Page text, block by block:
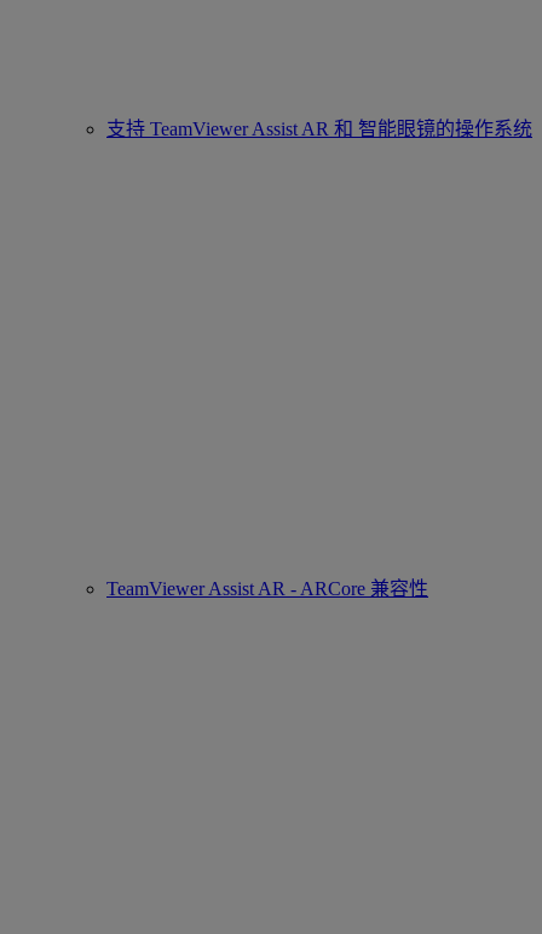
支持 TeamViewer Assist AR 和 智能眼镜的操作系统
TeamViewer Assist AR - ARCore 兼容性